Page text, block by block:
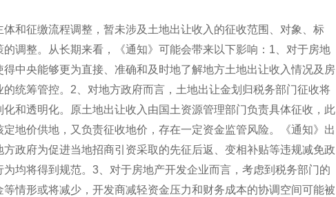
和征缴流程调整，暂未涉及土地出让收入的征收范围、对象、标
调整。从长期来看，《通知》可能会带来以下影响：1、对于房地
中央能够更为直接、准确和及时地了解地方土地出让收入情况及房
统筹管控。2、对地方政府而言，土地出让金划归税务部门征收将
和透明化。原土地出让收入由国土资源管理部门负责具体征收，此
地价供地，又负责征收地价，存在一定资金监管风险。《通知》出
政府为促进当地招商引资采取的先征后返、变相补贴等违规减免政
均将得到规范。3、对于房地产开发企业而言，考虑到税务部门的
情形或将减少，开发商减轻资金压力和财务成本的协调空间可能被